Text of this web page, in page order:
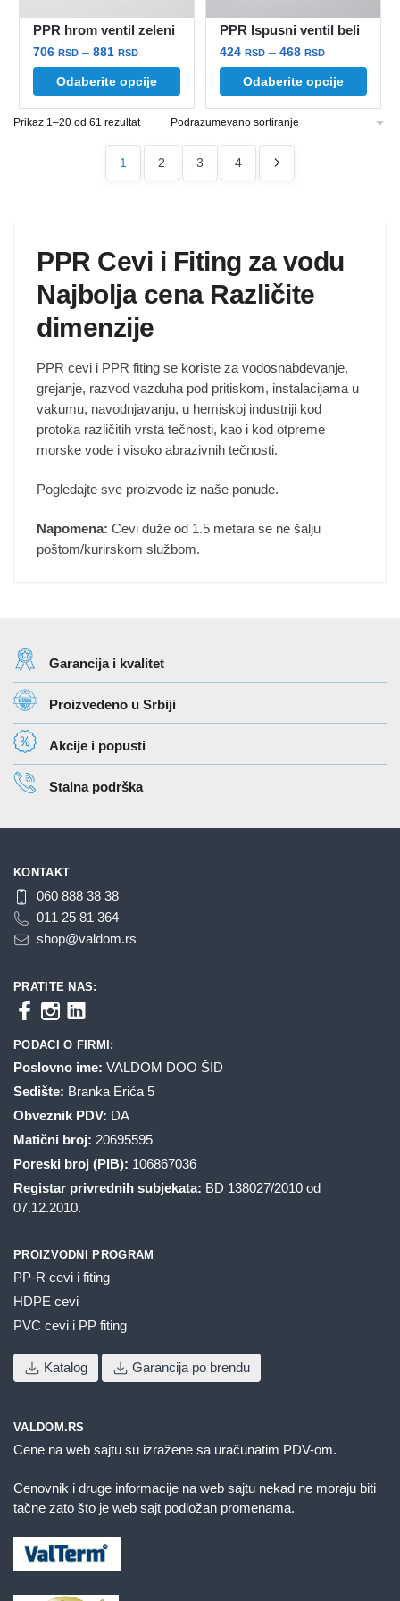
stranici
proizvoda.
PPR hrom ventil zeleni
706RSD – 881RSDRaspon
cena:
od
706 rsd
do
881 rsd
Odaberite opcije
Ovaj
ima
izabrane
na
stranici
proizvoda.
PPR Ispusni ventil beli
424RSD – 468RSDRaspon
cena:
od
424 rsd
Odaberite opcije
Ovaj
ima
više
varijanti.
izabrane
na
stranici
Prikaz 1–20 od 61 rezultat
1 2 3 4
PPR Cevi i Fiting za vodu
Najbolja cena Različite
dimenzije
PPR cevi i PPR fiting se koriste za vodosnabdevanje,
grejanje, razvod vazduha pod pritiskom, instalacijama u
vakumu, navodnjavanju, u hemiskoj industriji kod
protoka različitih vrsta tečnosti, kao i kod otpreme
morske vode i visoko abrazivnih tečnosti.
Pogledajte sve proizvode iz naše ponude.
Napomena: Cevi duže od 1.5 metara se ne šalju
poštom/kurirskom službom.
Garancija i kvalitet
Proizvedeno u Srbiji
Akcije i popusti
Stalna podrška
KONTAKT
060 888 38 38
011 25 81 364
shop@valdom.rs
PRATITE NAS:
PODACI O FIRMI:
Poslovno ime: VALDOM DOO ŠID
Sedište: Branka Erića 5
Obveznik PDV: DA
Matični broj: 20695595
Poreski broj (PIB): 106867036
Registar privrednih subjekata: BD 138027/2010 od
07.12.2010.
PROIZVODNI PROGRAM
PP-R cevi i fiting
HDPE cevi
PVC cevi i PP fiting
Katalog Garancija po brendu
VALDOM.RS
Cene na web sajtu su izražene sa uračunatim PDV-om.
Cenovnik i druge informacije na web sajtu nekad ne moraju biti
tačne zato što je web sajt podložan promenama.